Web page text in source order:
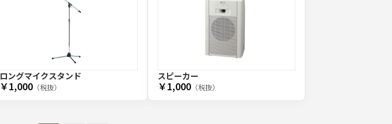
ロングマイクスタンド
￥1,000 （税抜）
スピーカー
￥1,000（税抜）